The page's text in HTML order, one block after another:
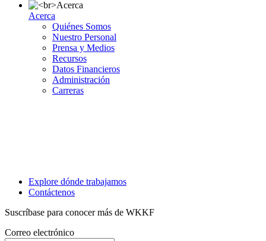
Acerca
Quiénes Somos
Nuestro Personal
Prensa y Medios
Recursos
Datos Financieros
Administración
Carreras
Explore dónde trabajamos
Contáctenos
Suscríbase para conocer más de WKKF
Correo electrónico